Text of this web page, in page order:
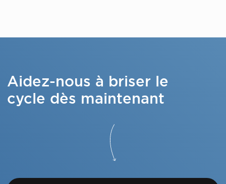
Aidez-nous à briser le
cycle dès maintenant